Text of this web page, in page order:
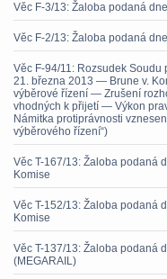
Věc F-3/13: Žaloba podaná
Věc F-2/13: Žaloba podaná
Věc F-94/11: Rozsudek
21. března 2013 — Brune v.
výběrové řízení — Zrušení
vhodných k přijetí — Výkon
Námitka protiprávnosti
výběrového řízení“)
Věc T-167/13: Žaloba podaná
Komise
Věc T-152/13: Žaloba podaná
Komise
Věc T-137/13: Žaloba podaná
(MEGARAIL)